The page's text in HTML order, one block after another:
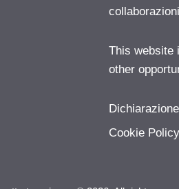
This website
other
Cookie